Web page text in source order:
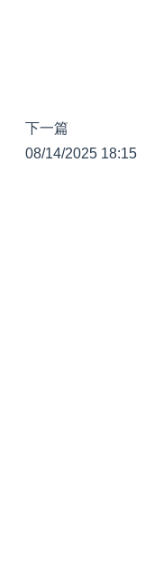
下一篇
08/14/2025 18:15